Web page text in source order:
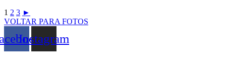
1 2 3 ►
VOLTAR PARA FOTOS
Instagram